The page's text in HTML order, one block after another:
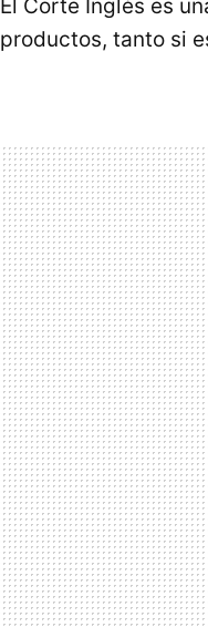
El Corte Inglés es
productos, tanto si